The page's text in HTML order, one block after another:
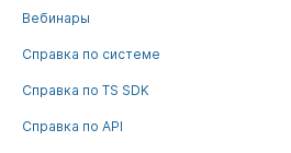
Вебинары
Справка по системе
Справка по TS SDK
Справка по API